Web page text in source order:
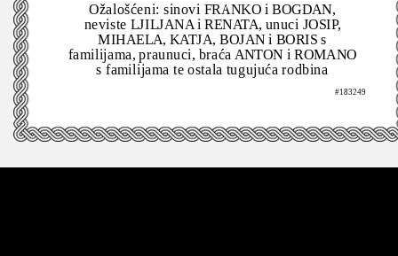
Ožalošćeni: sinovi FRANKO i BOGDAN,
neviste LJILJANA i RENATA, unuci JOSIP,
MIHAELA, KATJA, BOJAN i BORIS s
familijama, praunuci, braća ANTON i ROMANO
s familijama te ostala tugujuća rodbina
#183249